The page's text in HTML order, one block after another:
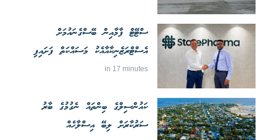
ސްޓޭޓް ފާމާއިން ބޭސްގެނައުމަށް
އެސްޓްރަޒެނިކާއާއެކު މަސައްކަތް ފަށައިފި
in 17 minutes
ކައުންސިލްގެ ބިންތައް ނެގުމުގެ ބާރު
ސަރުކާރަށް ލިބޭ އިސްލާހެއް